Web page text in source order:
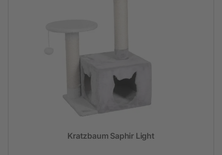
Kratzbaum Saphir Light